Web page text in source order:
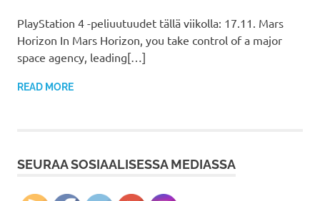
PlayStation 4 -peliuutuudet tällä viikolla: 17.11. Mars
Horizon In Mars Horizon, you take control of a major
space agency, leading[…]
READ MORE
SEURAA SOSIAALISESSA MEDIASSA